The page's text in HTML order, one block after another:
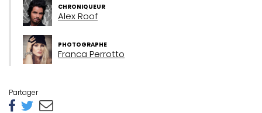
CHRONIQUEUR
Alex Roof
PHOTOGRAPHE
Franca Perrotto
Partager